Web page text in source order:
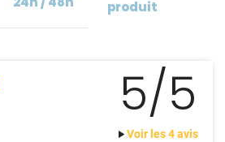
produit
5/5
Voir les 4 avis